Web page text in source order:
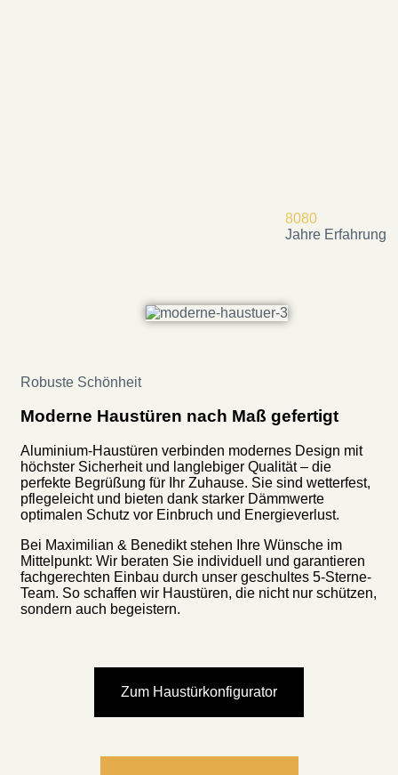
8080
Jahre Erfahrung
Robuste Schönheit
Moderne Haustüren nach Maß gefertigt
Aluminium-Haustüren verbinden modernes Design mit
höchster Sicherheit und langlebiger Qualität – die
perfekte Begrüßung für Ihr Zuhause. Sie sind wetterfest,
pflegeleicht und bieten dank starker Dämmwerte
optimalen Schutz vor Einbruch und Energieverlust.
Bei Maximilian & Benedikt stehen Ihre Wünsche im
Mittelpunkt: Wir beraten Sie individuell und garantieren
fachgerechten Einbau durch unser geschultes 5-Sterne-
Team. So schaffen wir Haustüren, die nicht nur schützen,
sondern auch begeistern.
Zum Haustürkonfigurator